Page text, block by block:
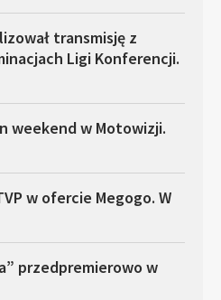
transmisję z
Ligi Konferencji.
weekend w Motowizji.
w ofercie Megogo. W
przedpremierowo w